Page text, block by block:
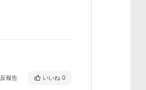
報告 いいね 0